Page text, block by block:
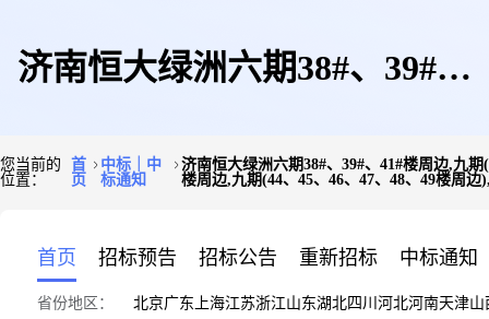
济南恒大绿洲六期38#、39#、
您当前的
位置：
首
页
中标｜中
标通知
济南恒大绿洲六期38#、39#、41#楼周边,九
楼周边,九期(44、45、46、47、48、49楼周
首页 招标预告 招标公告 重新招标 中标通知
省份地区： 北京广东 上海江苏浙江山东湖北四川 河北河南天津山